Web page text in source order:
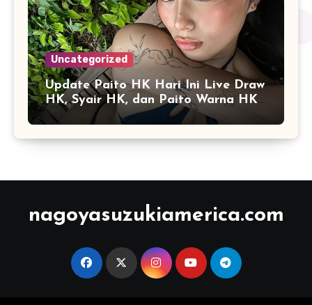
Uncategorized
Update Paito HK Hari Ini Live Draw
HK, Syair HK, dan Paito Warna HK
Terlengkap
nagoyasuzukiamerica.com